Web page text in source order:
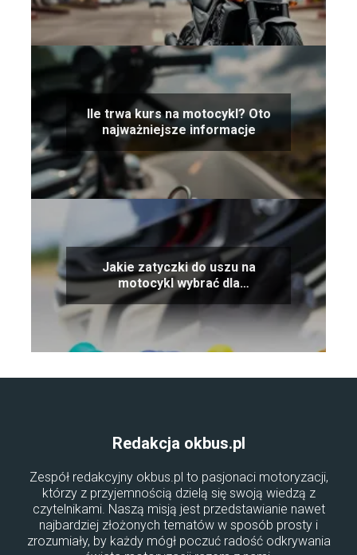
Ile trwa kurs na motocykl? Oto
najważniejsze informacje
Jakie zatyczki do uszu na
motocykl wybrać dla
maksymalnej ochrony?
Redakcja okbus.pl
Zespół redakcyjny okbus.pl to pasjonaci motoryzacji,
którzy z przyjemnością dzielą się swoją wiedzą z
czytelnikami. Naszą misją jest przedstawianie nawet
najbardziej złożonych tematów w sposób prosty i
zrozumiały, by każdy mógł poczuć radość odkrywania